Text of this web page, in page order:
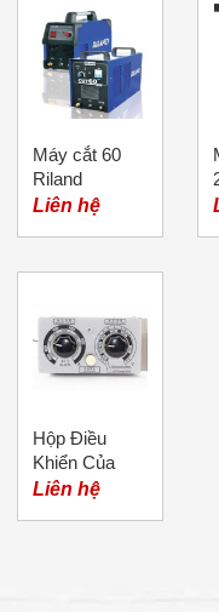
Máy cắt 60
Riland
Liên hệ
Hộp Điều
Khiển Của
Đầu Cấp Dây
Liên hệ